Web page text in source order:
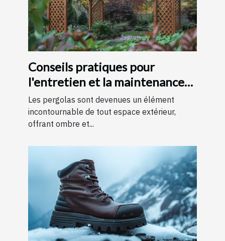
Conseils pratiques pour
l'entretien et la maintenance
des pergolas
Les pergolas sont devenues un élément
incontournable de tout espace extérieur,
offrant ombre et...